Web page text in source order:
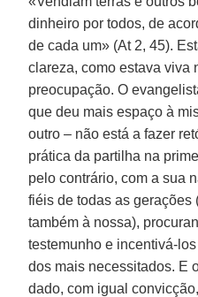
dinheiro por todos, de
de cada um» (At 2, 45).
clareza, como estava viva
preocupação. O
que deu mais espaço à
outro – não está a fazer
prática da partilha na
pelo contrário, com a sua
fiéis de todas as gerações
também à nossa),
testemunho e incentivá-
dos mais necessitados. E
dado, com igual